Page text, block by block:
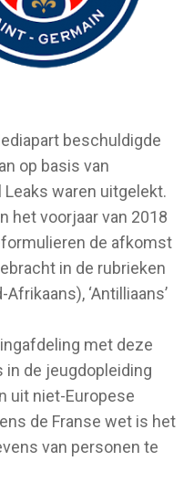
beschuldigde
op basis van
waren uitgelekt.
het voorjaar van 2018
de afkomst
in de rubrieken
Afrikaans), ‘Antilliaans’
met deze
in de jeugdopleiding
uit niet-Europese
de Franse wet is het
van personen te